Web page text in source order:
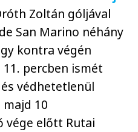
Zoltán góljával
San Marino néhány
kontra végén
percben ismét
védhetetlenül
10
vége előtt Rutai